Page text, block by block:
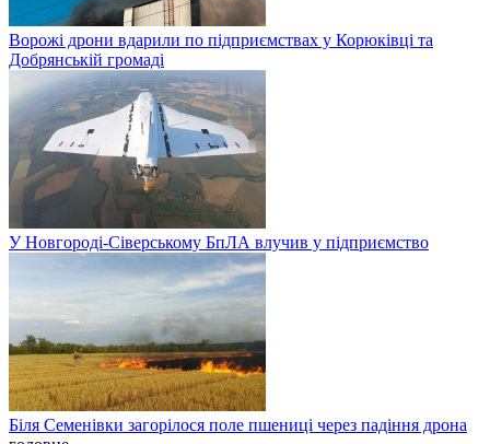
Ворожі дрони вдарили по підприємствах у Корюківці та
Добрянській громаді
У Новгороді-Сіверському БпЛА влучив у підприємство
Біля Семенівки загорілося поле пшениці через падіння дрона